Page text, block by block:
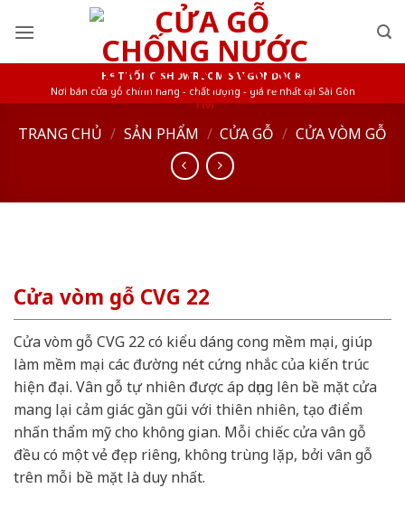
HỆ THỐNG SHOWROOM SAIGONDOOR
Nơi bán cửa gỗ chính hãng - chất lượng - giá rẻ nhất tại Sài Gòn
TRANG CHỦ / SẢN PHẨM / CỬA GỖ / CỬA VÒM GỖ
Cửa vòm gỗ CVG 22
Cửa vòm gỗ CVG 22 có kiểu dáng cong mềm mại, giúp
làm mềm mại các đường nét cứng nhắc của kiến trúc
hiện đại. Vân gỗ tự nhiên được áp dụng lên bề mặt cửa
mang lại cảm giác gần gũi với thiên nhiên, tạo điểm
nhấn thẩm mỹ cho không gian. Mỗi chiếc cửa vân gỗ
đều có một vẻ đẹp riêng, không trùng lặp, bởi vân gỗ
trên mỗi bề mặt là duy nhất.